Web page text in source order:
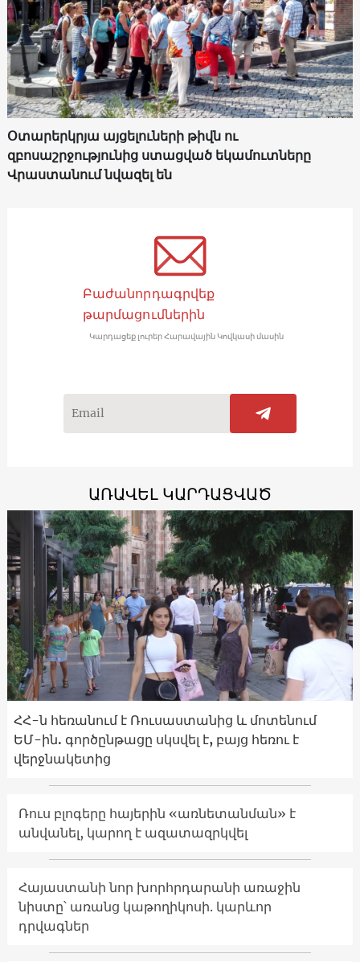
Օտարերկրյա այցելուների թիվն ու
զբոսաշրջությունից ստացված եկամուտները
Վրաստանում նվազել են
Բաժանորդագրվեք
թարմացումներին
Կարդացեք լուրեր Հարավային Կովկասի մասին
ԱՌԱՎԵԼ ԿԱՐԴԱՑՎԱԾ
ՀՀ-ն հեռանում է Ռուսաստանից և մոտենում
ԵՄ-ին. գործընթացը սկսվել է, բայց հեռու է
վերջնակետից
Ռուս բլոգերը հայերին «առնետանման» է
անվանել, կարող է ազատազրկվել
Հայաստանի նոր խորհրդարանի առաջին
նիստը՝ առանց կաթողիկոսի. կարևոր
դրվագներ